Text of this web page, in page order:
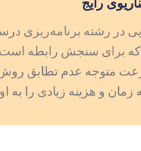
در رشته برنامه‌ریزی
و هزینه زیادی را به